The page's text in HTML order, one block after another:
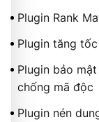
Plugin Rank
Plugin tăng
Plugin bảo
chống mã độc
Plugin nén